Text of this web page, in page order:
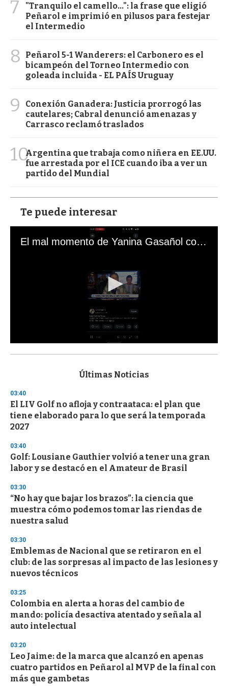
7
"Tranquilo el camello...": la frase que eligió
Peñarol e imprimió en pilusos para festejar
el Intermedio
8
Peñarol 5-1 Wanderers: el Carbonero es el
bicampeón del Torneo Intermedio con
goleada incluida - EL PAÍS Uruguay
9
Conexión Ganadera: Justicia prorrogó las
cautelares; Cabral denunció amenazas y
Carrasco reclamó traslados
10Argentina que trabaja como niñera en EE.UU.
fue arrestada por el ICE cuando iba a ver un
partido del Mundial
Te puede interesar
El mal momento de Yanina Gasañol con un hincha argentino en "Subrayado"
s
d
s
o
f
3
s
e
c
o
d
s
Últimas Noticias
03:40
El LIV Golf no afloja y contraataca: el plan que
tiene elaborado para lo que será la temporada
2027
03:40
Golf: Lousiane Gauthier volvió a tener una gran
labor y se destacó en el Amateur de Brasil
03:30
“No hay que bajar los brazos”: la ciencia que
muestra cómo podemos tomar las riendas de
nuestra salud
03:30
Emblemas de Nacional que se retiraron en el
club: de las sorpresas al impacto de las lesiones y
nuevos técnicos
03:25
Colombia en alerta a horas del cambio de
mando: policía desactiva atentado y señala al
auto intelectual
03:20
Leo Jaime: de la marca que alcanzó en apenas
cuatro partidos en Peñarol al MVP de la final con
más que gambetas